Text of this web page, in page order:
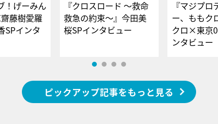
！げーみん
藤樹愛羅
SPインタ
『クロスロード ～救命
救急の約束～』今田美
桜SPインタビュー
『マジプロ
ー、ももク
クロ×東京
ンタビュー
ピックアップ記事をもっと見る